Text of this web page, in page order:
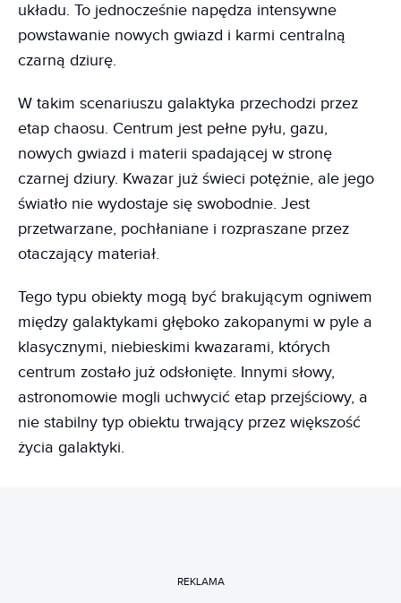
układu. To jednocześnie napędza intensywne
powstawanie nowych gwiazd i karmi centralną
czarną dziurę.
W takim scenariuszu galaktyka przechodzi przez
etap chaosu. Centrum jest pełne pyłu, gazu,
nowych gwiazd i materii spadającej w stronę
czarnej dziury. Kwazar już świeci potężnie, ale jego
światło nie wydostaje się swobodnie. Jest
przetwarzane, pochłaniane i rozpraszane przez
otaczający materiał.
Tego typu obiekty mogą być brakującym ogniwem
między galaktykami głęboko zakopanymi w pyle a
klasycznymi, niebieskimi kwazarami, których
centrum zostało już odsłonięte. Innymi słowy,
astronomowie mogli uchwycić etap przejściowy, a
nie stabilny typ obiektu trwający przez większość
życia galaktyki.
REKLAMA